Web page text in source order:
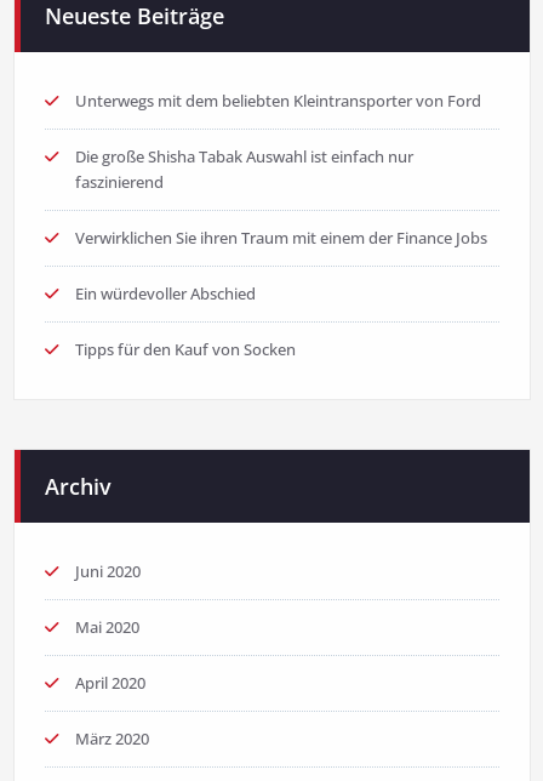
Neueste Beiträge
Unterwegs mit dem beliebten Kleintransporter von Ford
Die große Shisha Tabak Auswahl ist einfach nur
faszinierend
Verwirklichen Sie ihren Traum mit einem der Finance Jobs
Ein würdevoller Abschied
Tipps für den Kauf von Socken
Archiv
Juni 2020
Mai 2020
April 2020
März 2020